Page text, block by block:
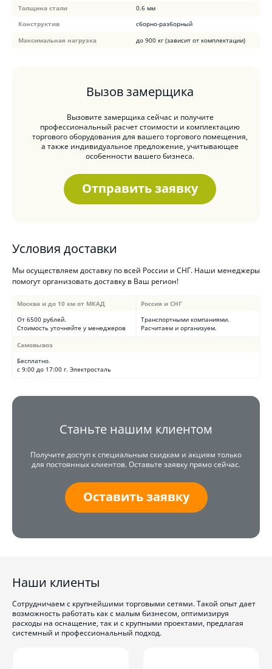
Толщина стали
0.6 мм
Конструктив
сборно-разборный
Максимальная нагрузка
до 900 кг (зависит от комплектации)
Вызов замерщика
Вызовите замерщика сейчас и получите
профессиональный расчет стоимости и комплектацию
торгового оборудования для вашего торгового помещения,
а также индивидуальное предложение, учитывающее
особенности вашего бизнеса.
Отправить заявку
Условия доставки
Мы осуществляем доставку по всей России и СНГ. Наши менеджеры
помогут организовать доставку в Ваш регион!
Москва и до 10 км от МКАД
От 6500 рублей.
Стоимость уточняйте у менеджеров
Россия и СНГ
Транспортными компаниями.
Расчитаем и организуем.
Самовывоз
Бесплатно.
с 9:00 до 17:00 г. Электросталь
Станьте нашим клиентом
Получите доступ к специальным скидкам и акциям только
для постоянных клиентов. Оставьте заявку прямо сейчас.
Оставить заявку
Наши клиенты
Сотрудничаем с крупнейшими торговыми сетями. Такой опыт дает
возможность работать как с малым бизнесом, оптимизируя
расходы на оснащение, так и с крупными проектами, предлагая
системный и профессиональный подход.